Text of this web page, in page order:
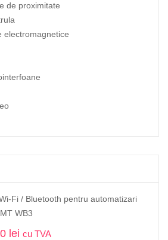
de proximitate
electromagnetice
Fi / Bluetooth pentru automatizari
WB3
lei cu TVA